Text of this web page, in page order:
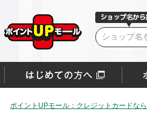
ポイントUPモール：クレジットカードな